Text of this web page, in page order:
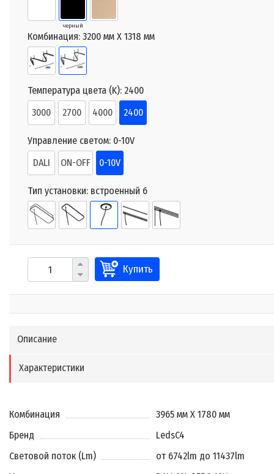
черный
Комбинация: 3200 мм X 1318 мм
Температура цвета (K): 2400
3000
2700 4000 2400
Управление светом: 0-10V
DALI
ON-OFF 0-10V
Тип установки: встроенный 6
Купить
Описание
Характеристики
Комбинация
3965 мм X 1780 мм
Бренд
LedsC4
Световой поток (Lm)
от 6742lm до 11437lm